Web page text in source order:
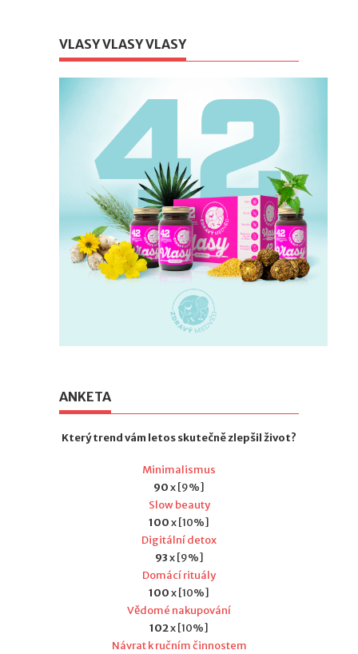
VLASY VLASY VLASY
ANKETA
Který trend vám letos skutečně zlepšil život?
Minimalismus
90x [9%]
Slow beauty
100x [10%]
Digitální detox
93x [9%]
Domácí rituály
100x [10%]
Vědomé nakupování
102x [10%]
Návrat k ručním činnostem